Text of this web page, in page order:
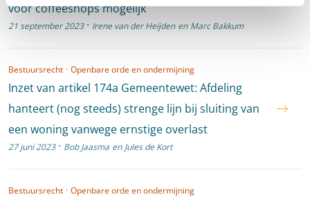
voor coffeeshops mogelijk
21 september 2023 · Irene van der Heijden en Marc Bakkum
Bestuursrecht · Openbare orde en ondermijning
Inzet van artikel 174a Gemeentewet: Afdeling
hanteert (nog steeds) strenge lijn bij sluiting van
een woning vanwege ernstige overlast
27 juni 2023 · Bob Jaasma en Jules de Kort
Bestuursrecht · Openbare orde en ondermijning